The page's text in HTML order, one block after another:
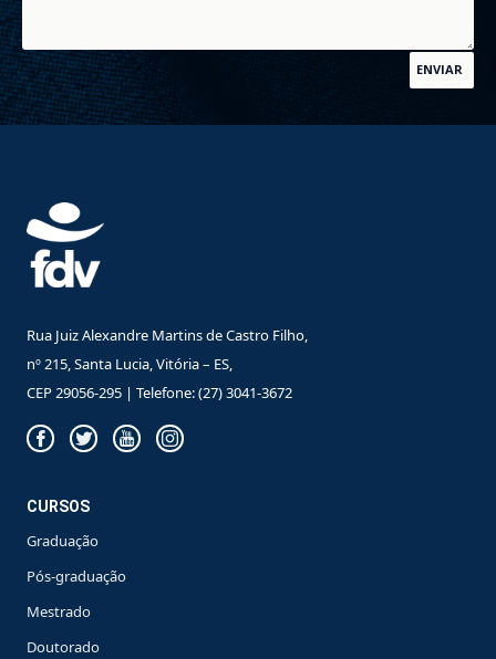
ENVIAR
Rua Juiz Alexandre Martins de Castro Filho,
nº 215, Santa Lucia, Vitória – ES,
CEP 29056-295 | Telefone: (27) 3041-3672
CURSOS
Graduação
Pós-graduação
Mestrado
Doutorado